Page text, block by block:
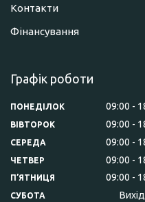
Контакти
Фінансування
Графік роботи
ПОНЕДІЛОК 09:00
ВІВТОРОК 09:00
СЕРЕДА 09:00
ЧЕТВЕР 09:00
ПʼЯТНИЦЯ 09:00
СУБОТА